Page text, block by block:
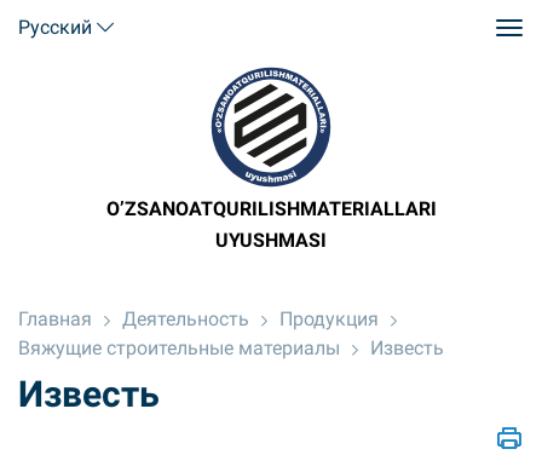
Русский
O’ZSANOATQURILISHMATERIALLARI
UYUSHMASI
Главная Деятельность
Продукция
Вяжущие строительные материалы
Известь
Известь